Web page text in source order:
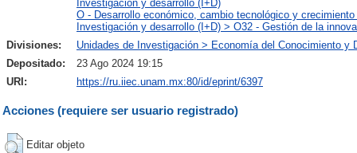
Investigación y desarrollo (I+D)
O - Desarrollo económico, cambio tecnológico y
Investigación y desarrollo (I+D) > O32 - Gestión de la
Divisiones:
Unidades de Investigación > Economía del Conocimiento y
Depositado:
23 Ago 2024 19:15
URI:
https://ru.iiec.unam.mx:80/id/eprint/6397
Acciones (requiere ser usuario registrado)
Editar objeto